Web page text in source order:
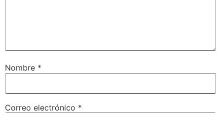
Nombre *
Correo electrónico *